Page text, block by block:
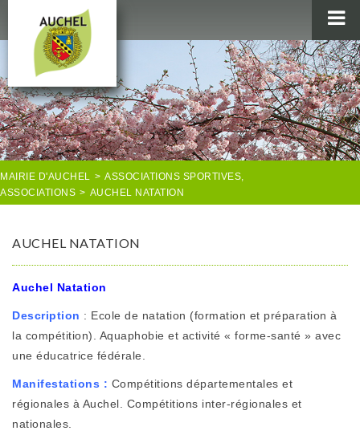
MAIRIE
AU QUOTIDIEN
AGENDA & LOISIRS
AUCHEL EN IMAGES
MAIRIE D'AUCHEL > ASSOCIATIONS SPORTIVES,
ASSOCIATIONS > AUCHEL NATATION
AUCHEL NATATION
Auchel Natation
Description : Ecole de natation (formation et préparation à
la compétition). Aquaphobie et activité « forme-santé » avec
une éducatrice fédérale.
Manifestations : Compétitions départementales et
régionales à Auchel. Compétitions inter-régionales et
nationales.